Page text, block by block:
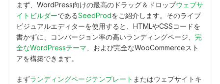
まず、WordPress向けの最高のドラッグ＆ドロップウェブサ
イトビルダーであるSeedProdをご紹介します。そのライブ
ビジュアルエディターを使用すると、HTMLやCSSコードを
書かずに、コンバージョン率の高いランディングページ、 完
全なWordPressテーマ 、および完全なWooCommerceスト
アを構築できます。
まずランディングページテンプレート またはウェブサイトキ